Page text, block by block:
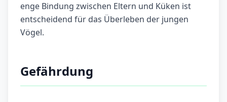
enge Bindung zwischen Eltern und Küken ist
entscheidend für das Überleben der jungen
Vögel.
Gefährdung